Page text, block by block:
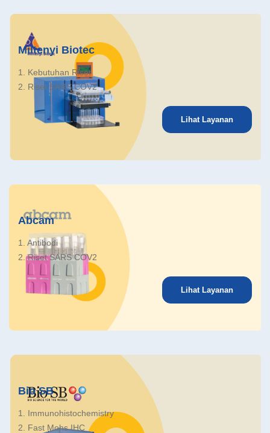
Miltenyi Biotec
1. Kebutuhan Riset
2. Riset SARS COV2
Lihat Layanan
Abcam
1. Antibodi
2. Riset SARS COV2
Lihat Layanan
Bio SB
1. Immunohistochemistry
2. Fast Mohs IHC